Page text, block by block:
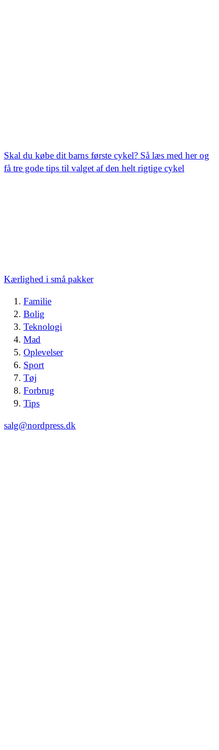
Skal du købe dit barns første cykel? Så læs med her og
få tre gode tips til valget af den helt rigtige cykel
Kærlighed i små pakker
Familie
Bolig
Teknologi
Mad
Oplevelser
Sport
Tøj
Forbrug
Tips
salg@nordpress.dk